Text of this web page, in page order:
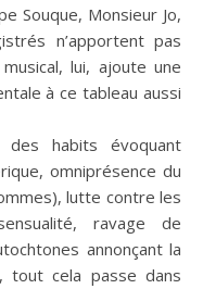
Souque, Monsieur Jo,
n’apportent pas
lui, ajoute une
à ce tableau aussi
des habits évoquant
omniprésence du
lutte contre les
ravage de
annonçant la
tout cela passe dans